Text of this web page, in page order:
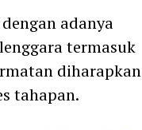
adanya
termasuk
diharapkan
tahapan.